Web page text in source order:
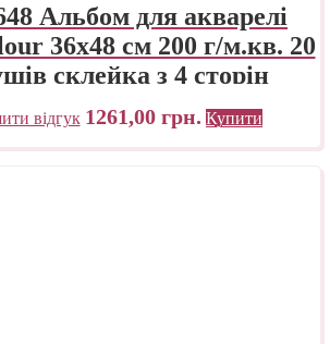
Альбом для акварелі
36х48 см 200 г/м.кв. 20
склейка з 4 сторін
Fabriano Італія
відгук 1261,00 грн. Купити